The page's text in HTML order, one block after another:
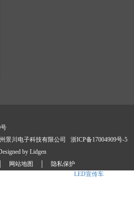
景川电子科技有限公司 浙ICP备17004909号-5
by Lidgen
网站地图
隐私保护
LED宣传车、消防宣传